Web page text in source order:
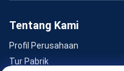
Tentang Kami
Profil Perusahaan
Tur Pabrik